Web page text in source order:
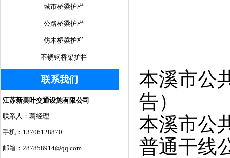
本溪市公
告）
本溪市公
普通干线
城市桥梁护栏
公路桥梁护栏
仿木桥梁护栏
不锈钢桥梁护栏
联系我们
江苏新美叶交通设施有限公司
联系人：葛经理
手机：13706128870
邮箱：287858914@qq.com